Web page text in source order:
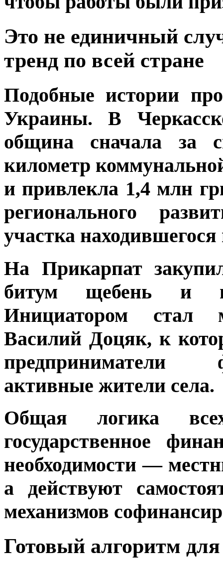
Это не единичный
тренд по всей стране
Подобные истории
Украины. В
община сначала за
километр
и привлекла 1,4 млн
регионального
участка находившегося
На Прикарпат
битум щебень и
Инициатором стал
Василий Доцяк, к
предприниматели
активные жители села.
Общая логика
государственное
необходимости —
а действуют
механизмов
Готовый алгоритм